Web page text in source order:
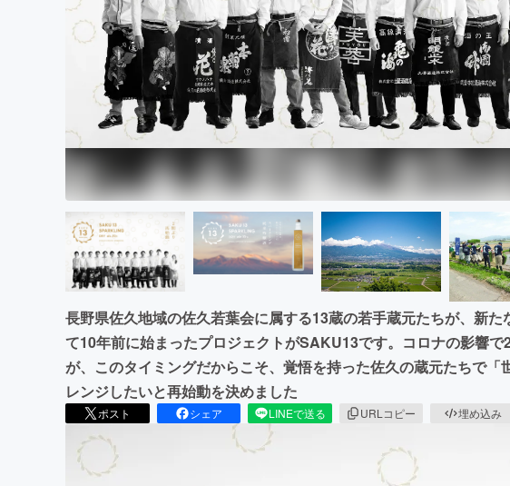
長野県佐久地域の佐久若葉会に属する13蔵の若手蔵元たちが、新た
て10年前に始まったプロジェクトがSAKU13です。コロナの影響で
が、このタイミングだからこそ、覚悟を持った佐久の蔵元たちで「
レンジしたいと再始動を決めました
ポスト シェア LINEで送る URLコピー 埋め込み